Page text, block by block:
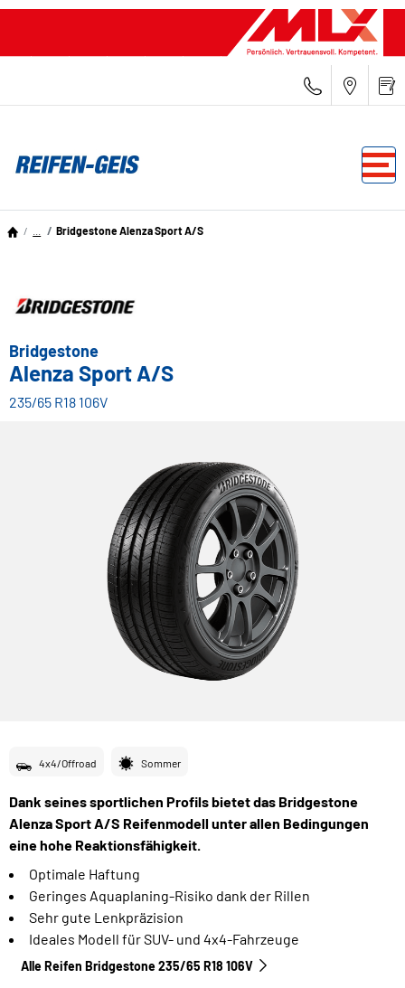
Bridgestone Alenza Sport A/S
Bridgestone
Alenza Sport A/S
235/65 R18 106V
4x4/Offroad Sommer
Dank seines sportlichen Profils bietet das Bridgestone
Alenza Sport A/S Reifenmodell unter allen Bedingungen
eine hohe Reaktionsfähigkeit.
Optimale Haftung
Geringes Aquaplaning-Risiko dank der Rillen
Sehr gute Lenkpräzision
Ideales Modell für SUV- und 4x4-Fahrzeuge
Alle Reifen Bridgestone 235/65 R18 106V